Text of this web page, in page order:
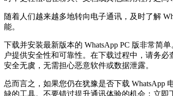
随着人们越来越多地转向电子通讯，及时了解
能。
下载并安装最新版本的 WhatsApp PC 版非常简
户提供安全性和可靠性。在下载过程中，请务
安全无虞，无需担心恶意软件或数据泄露。
总而言之，如果您仍在犹豫是否下载 WhatsApp
缺的工具。不要错过提升通讯体验的机会；立